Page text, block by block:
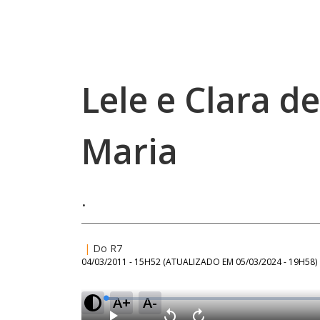
Lele e Clara
Maria
.
| Do R7
04/03/2011 - 15H52 (ATUALIZADO EM 05/03/2024 - 19H58)
A+ A-
L
o
a